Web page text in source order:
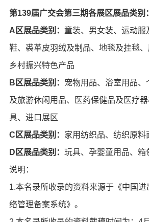
第139届广交会第三期各展区展品类别：
A区展品类别： 童装、男女装、运动服
鞋、裘革皮羽绒及制品、地毯及挂毯、
乡村振兴特色产品
B区展品类别： 宠物用品、浴室用品、
及旅游休闲用品、医药保健品及医疗
具、进口展区
C区展品类别： 家用纺织品、纺织原料
D区展品类别： 玩具、孕婴童用品、箱
说明：
1.本名录所收录的资料来源于《中国进
络管理备案系统》。